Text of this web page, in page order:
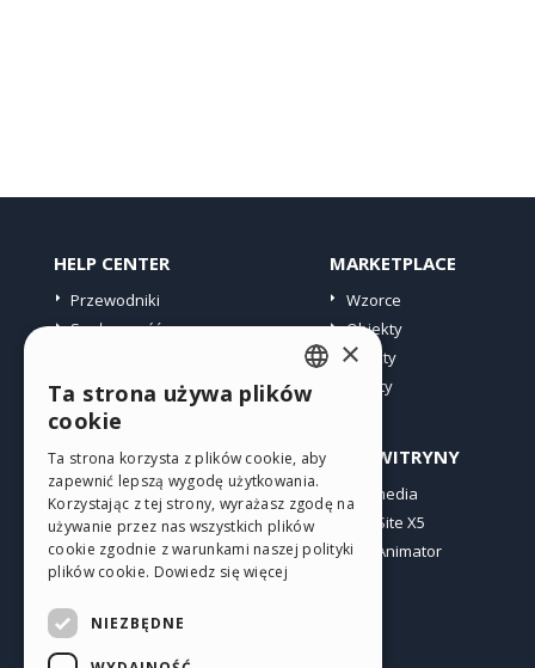
HELP CENTER
Przewodniki
Społeczność
MARKETPLACE
Wzorce
Obiekty
Punkty
Oferty
PROFIL
Moje wpisy
Moje licencje
Pobieranie
Web hosting
INNE WITRYNY
Incomedia
WebSite X5
WebAnimator
ENGLISH
GERMAN
SPANISH
PORTUGUESE
×
Ta strona używa plików
cookie
Ta strona korzysta z plików cookie, aby
zapewnić lepszą wygodę użytkowania.
Korzystając z tej strony, wyrażasz zgodę na
używanie przez nas wszystkich plików
cookie zgodnie z warunkami naszej polityki
plików cookie. Dowiedz się więcej
NIEZBĘDNE